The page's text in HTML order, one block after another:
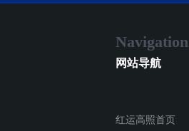
Navigation
网站导航
红运高照首页